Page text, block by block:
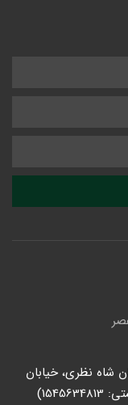
شاه نظری، خیابان